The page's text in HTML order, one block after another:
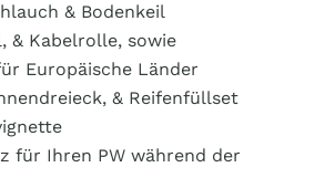
& Bodenkeil
& Kabelrolle, sowie
Europäische Länder
& Reifenfüllset
für Ihren PW während der